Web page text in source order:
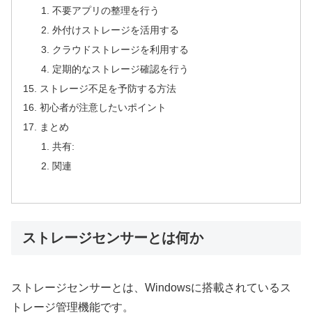
不要アプリの整理を行う
外付けストレージを活用する
クラウドストレージを利用する
定期的なストレージ確認を行う
ストレージ不足を予防する方法
初心者が注意したいポイント
まとめ
共有:
関連
ストレージセンサーとは何か
ストレージセンサーとは、Windowsに搭載されているス
トレージ管理機能です。